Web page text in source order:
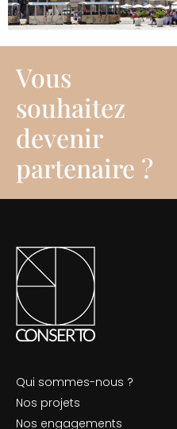
Vous
souhaitez
devenir
partenaire ?
Qui sommes-nous ?
Nos projets
Nos engagements